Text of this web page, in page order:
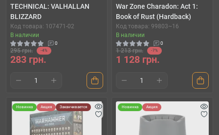
TECHNICAL: VALHALLAN
BLIZZARD
Код товара: 107471-02
В наличии
0
295 грн. -4%
283 грн.
War Zone Charadon: Act 1:
Book of Rust (Hardback)
Код товара: 99803~16
В наличии
0
1 213 грн. -7%
1 128 грн.
Новинка Акция Заканчивается Новинка Акция